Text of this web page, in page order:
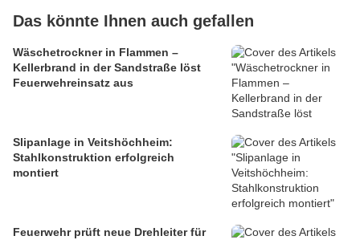
Das könnte Ihnen auch gefallen
Wäschetrockner in Flammen –
Kellerbrand in der Sandstraße löst
Feuerwehreinsatz aus
Slipanlage in Veitshöchheim:
Stahlkonstruktion erfolgreich
montiert
Feuerwehr prüft neue Drehleiter für